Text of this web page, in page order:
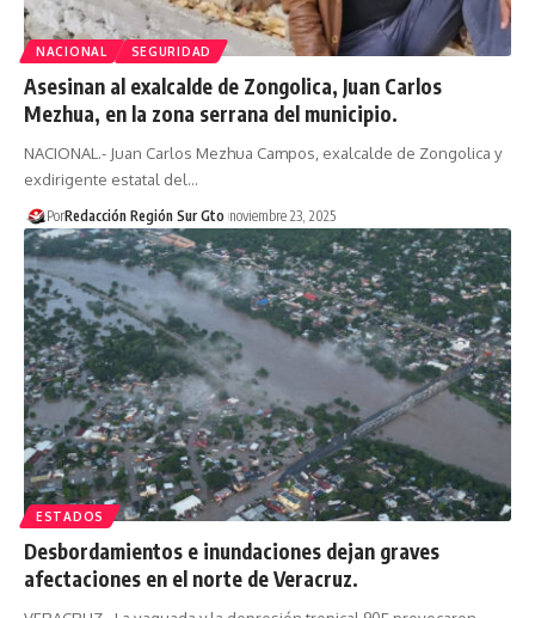
NACIONAL SEGURIDAD
Asesinan al exalcalde de Zongolica, Juan Carlos
Mezhua, en la zona serrana del municipio.
NACIONAL.- Juan Carlos Mezhua Campos, exalcalde de Zongolica y
exdirigente estatal del…
PorRedacción Región Sur Gto noviembre 23, 2025
ESTADOS
Desbordamientos e inundaciones dejan graves
afectaciones en el norte de Veracruz.